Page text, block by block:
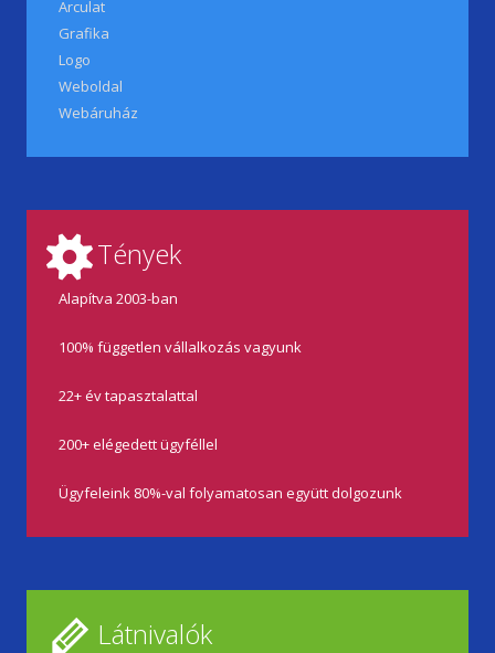
Arculat
Grafika
Logo
Weboldal
Webáruház
Tények
Alapítva 2003-ban
100% független vállalkozás vagyunk
22+ év tapasztalattal
200+ elégedett ügyféllel
Ügyfeleink 80%-val folyamatosan együtt dolgozunk
Látnivalók